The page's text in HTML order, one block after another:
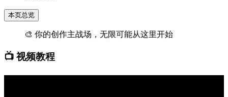
本页总览
🎨 你的创作主战场，无限可能从这里开始
📺 视频教程